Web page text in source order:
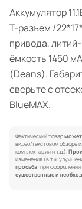
Аккумулятор
Т-разъем /
привода,
ёмкость 1450
(Deans).
сверьте с
BlueMAX.
Фактический товарможет
видео/текстовом обзоре
комплектация и т.д.).
изменения (в т.ч.
просьба: при оформлении
существенные и